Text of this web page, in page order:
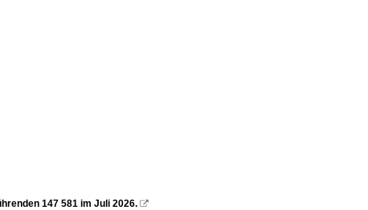
147 581 im Juli 2026. 